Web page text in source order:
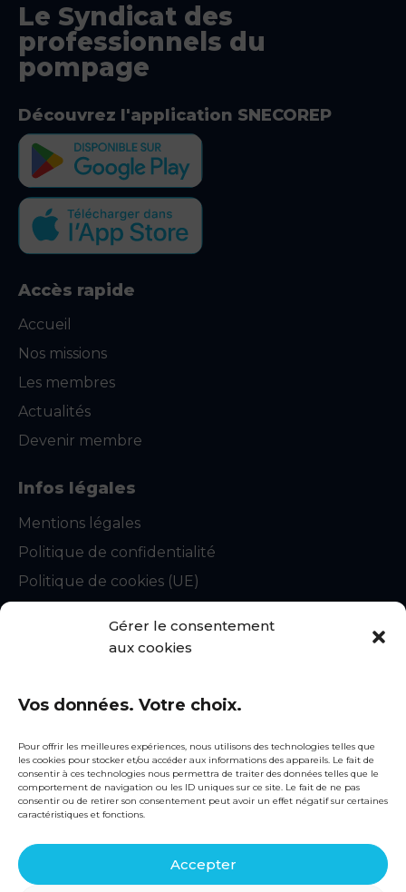
Gérer le consentement
aux cookies
Vos données. Votre choix.
Pour offrir les meilleures expériences, nous utilisons des technologies telles que
les cookies pour stocker et/ou accéder aux informations des appareils. Le fait de
consentir à ces technologies nous permettra de traiter des données telles que le
comportement de navigation ou les ID uniques sur ce site. Le fait de ne pas
consentir ou de retirer son consentement peut avoir un effet négatif sur certaines
caractéristiques et fonctions.
Accepter
Le Syndicat des
professionnels du
pompage
Découvrez l'application SNECOREP
Accès rapide
Accueil
Nos missions
Les membres
Actualités
Devenir membre
Infos légales
Mentions légales
Politique de confidentialité
Politique de cookies (UE)
Contact
snecorep@fntp.fr
01 44 13 31 51
Siège social
75008 PARIS